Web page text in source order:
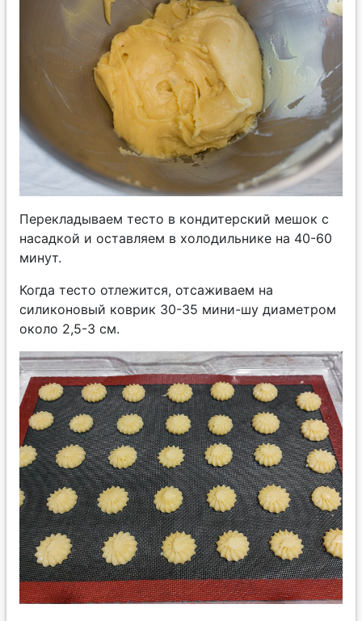
Перекладываем тесто в кондитерский мешок с
насадкой и оставляем в холодильнике на 40-60
минут.
Когда тесто отлежится, отсаживаем на
силиконовый коврик 30-35 мини-шу диаметром
около 2,5-3 см.